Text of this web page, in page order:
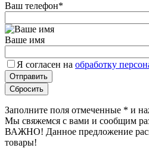
Ваш телефон*
Ваше имя
Я согласен на обработку
Заполните поля отмеченные * и
Мы свяжемся с вами и сообщим
ВАЖНО! Данное предложение
товары!